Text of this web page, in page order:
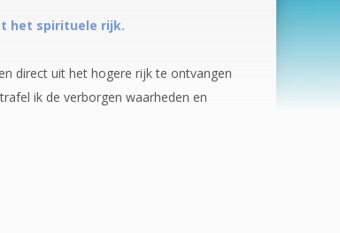
het spirituele rijk.
direct uit het hogere rijk te ontvangen
ik de verborgen waarheden en